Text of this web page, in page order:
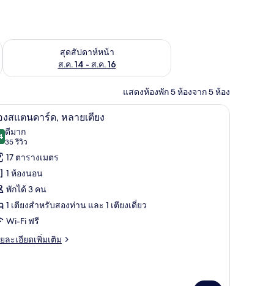
ส.ค. 7 - ส.ค. 9สุดสัปดาห์หน้า
ส.ค. 14 - ส.ค. 16
ตรวจสอบจำนวนห้องพักว่างในสุดสัปดาห์หน้า ส.ค. 14 - ส.ค. 16
แสดงห้องพัก 5 ห้องจาก 5 ห้อง
าม่านกันแสง, ห้องเก็บเสียง
ถ่าย
หมด
ง
ตนดาร์ด,
าย
ง
ห้องสแตนดาร์ด, หลายเตียง | โต๊ะทำงาน, พื้น
10
งสแตนดาร์ด, หลายเตียง
จาก 10
ดีมาก
35 รีวิว
(35
รีวิว)
17 ตารางเมตร
1 ห้องนอน
พักได้ 3 คน
1 เตียงสำหรับสองท่าน และ 1 เตียงเดี่ยว
Wi-Fi ฟรี
ละเอียดเพิ่มเติม